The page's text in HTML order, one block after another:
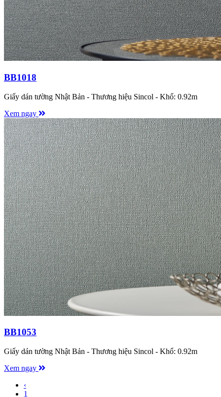
BB1018
Giấy dán tường Nhật Bản - Thương hiệu Sincol - Khổ: 0.92m
Xem ngay
BB1053
Giấy dán tường Nhật Bản - Thương hiệu Sincol - Khổ: 0.92m
Xem ngay
‹
1